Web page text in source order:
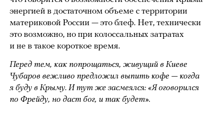
энергией в достаточном объеме с территории
материковой России — это блеф. Нет, технически
это возможно, но при колоссальных затратах
и не в такое короткое время.
Перед тем, как попрощаться, живущий в Киеве
Чубаров вежливо предложил выпить кофе — когда
я буду в Крыму. И тут же засмеялся: «Я оговорился
по Фрейду, но даст бог, и так будет».